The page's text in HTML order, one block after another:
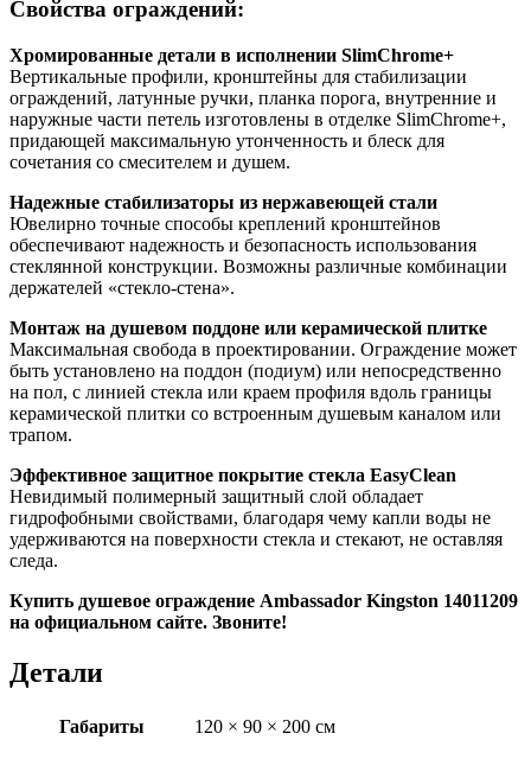
Свойства ограждений:
Хромированные детали в исполнении SlimChrome+
Вертикальные профили, кронштейны для стабилизации
ограждений, латунные ручки, планка порога, внутренние и
наружные части петель изготовлены в отделке SlimChrome+,
придающей максимальную утонченность и блеск для
сочетания со смесителем и душем.
Надежные стабилизаторы из нержавеющей стали
Ювелирно точные способы креплений кронштейнов
обеспечивают надежность и безопасность использования
стеклянной конструкции. Возможны различные комбинации
держателей «стекло-стена».
Монтаж на душевом поддоне или керамической плитке
Максимальная свобода в проектировании. Ограждение может
быть установлено на поддон (подиум) или непосредственно
на пол, с линией стекла или краем профиля вдоль границы
керамической плитки со встроенным душевым каналом или
трапом.
Эффективное защитное покрытие стекла EasyClean
Невидимый полимерный защитный слой обладает
гидрофобными свойствами, благодаря чему капли воды не
удерживаются на поверхности стекла и стекают, не оставляя
следа.
Купить душевое ограждение Ambassador Kingston 14011209
на официальном сайте. Звоните!
Детали
Габариты 120 × 90 × 200 см